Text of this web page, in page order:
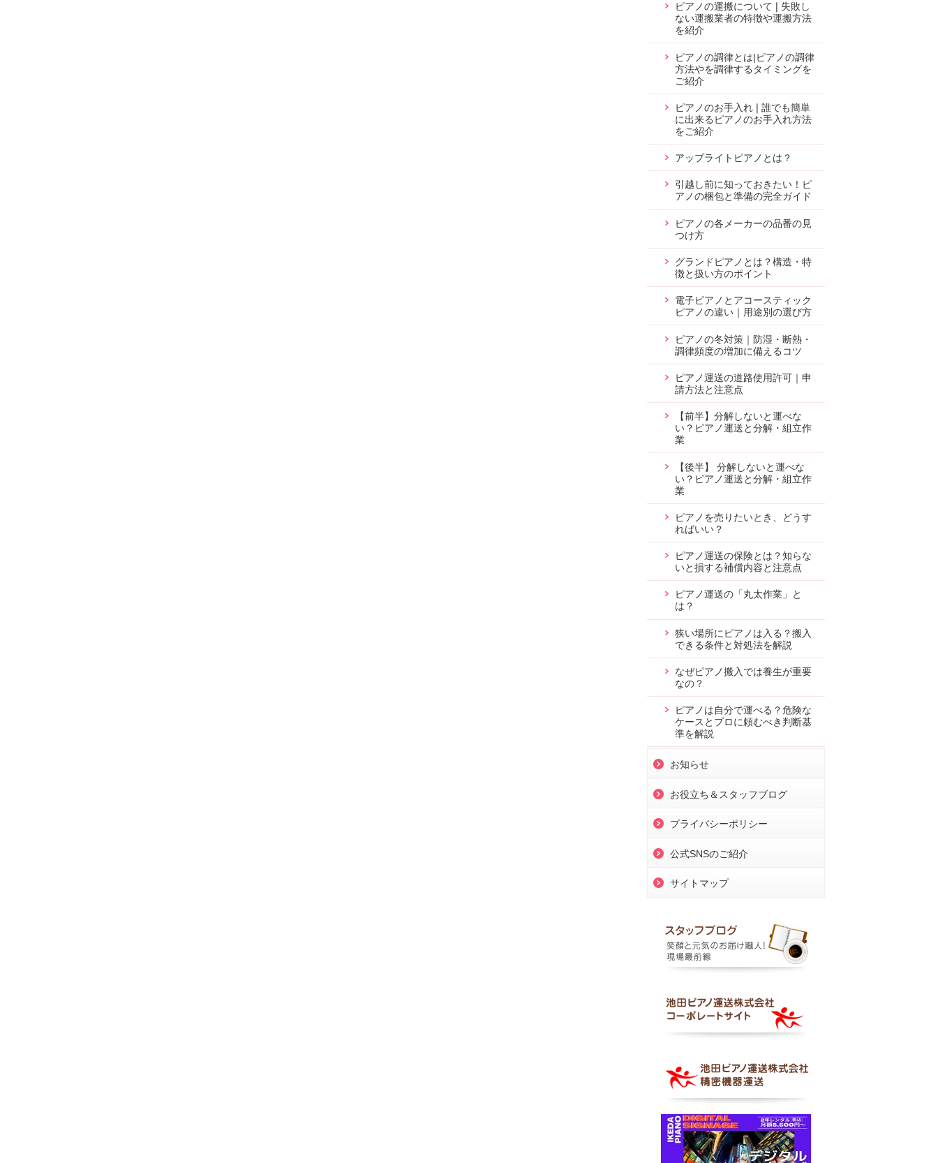
ピアノの運搬について❘失敗し
ない運搬業者の特徴や運搬方法
を紹介
ピアノの調律とは|ピアノの調律
方法やを調律するタイミングを
ご紹介
ピアノのお手入れ❘誰でも簡単
に出来るピアノのお手入れ方法
をご紹介
アップライトピアノとは？
引越し前に知っておきたい！ピ
アノの梱包と準備の完全ガイド
ピアノの各メーカーの品番の見
つけ方
グランドピアノとは？構造・特
徴と扱い方のポイント
電子ピアノとアコースティック
ピアノの違い｜用途別の選び方
ピアノの冬対策｜防湿・断熱・
調律頻度の増加に備えるコツ
ピアノ運送の道路使用許可｜申
請方法と注意点
【前半】分解しないと運べな
い？ピアノ運送と分解・組立作
業
【後半】 分解しないと運べな
い？ピアノ運送と分解・組立作
業
ピアノを売りたいとき、どうす
ればいい？
ピアノ運送の保険とは？知らな
いと損する補償内容と注意点
ピアノ運送の「丸太作業」と
は？
狭い場所にピアノは入る？搬入
できる条件と対処法を解説
なぜピアノ搬入では養生が重要
なの？
ピアノは自分で運べる？危険な
ケースとプロに頼むべき判断基
準を解説
お知らせ
お役立ち＆スタッフブログ
プライバシーポリシー
公式SNSのご紹介
サイトマップ